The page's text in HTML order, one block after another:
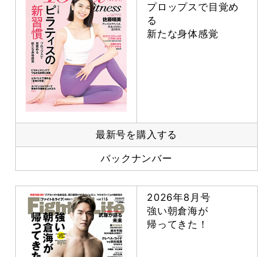
プロップスで目覚め
る
新たな身体感覚
最新号を購入する
バックナンバー
2026年8月号
強い朝倉海が
帰ってきた！